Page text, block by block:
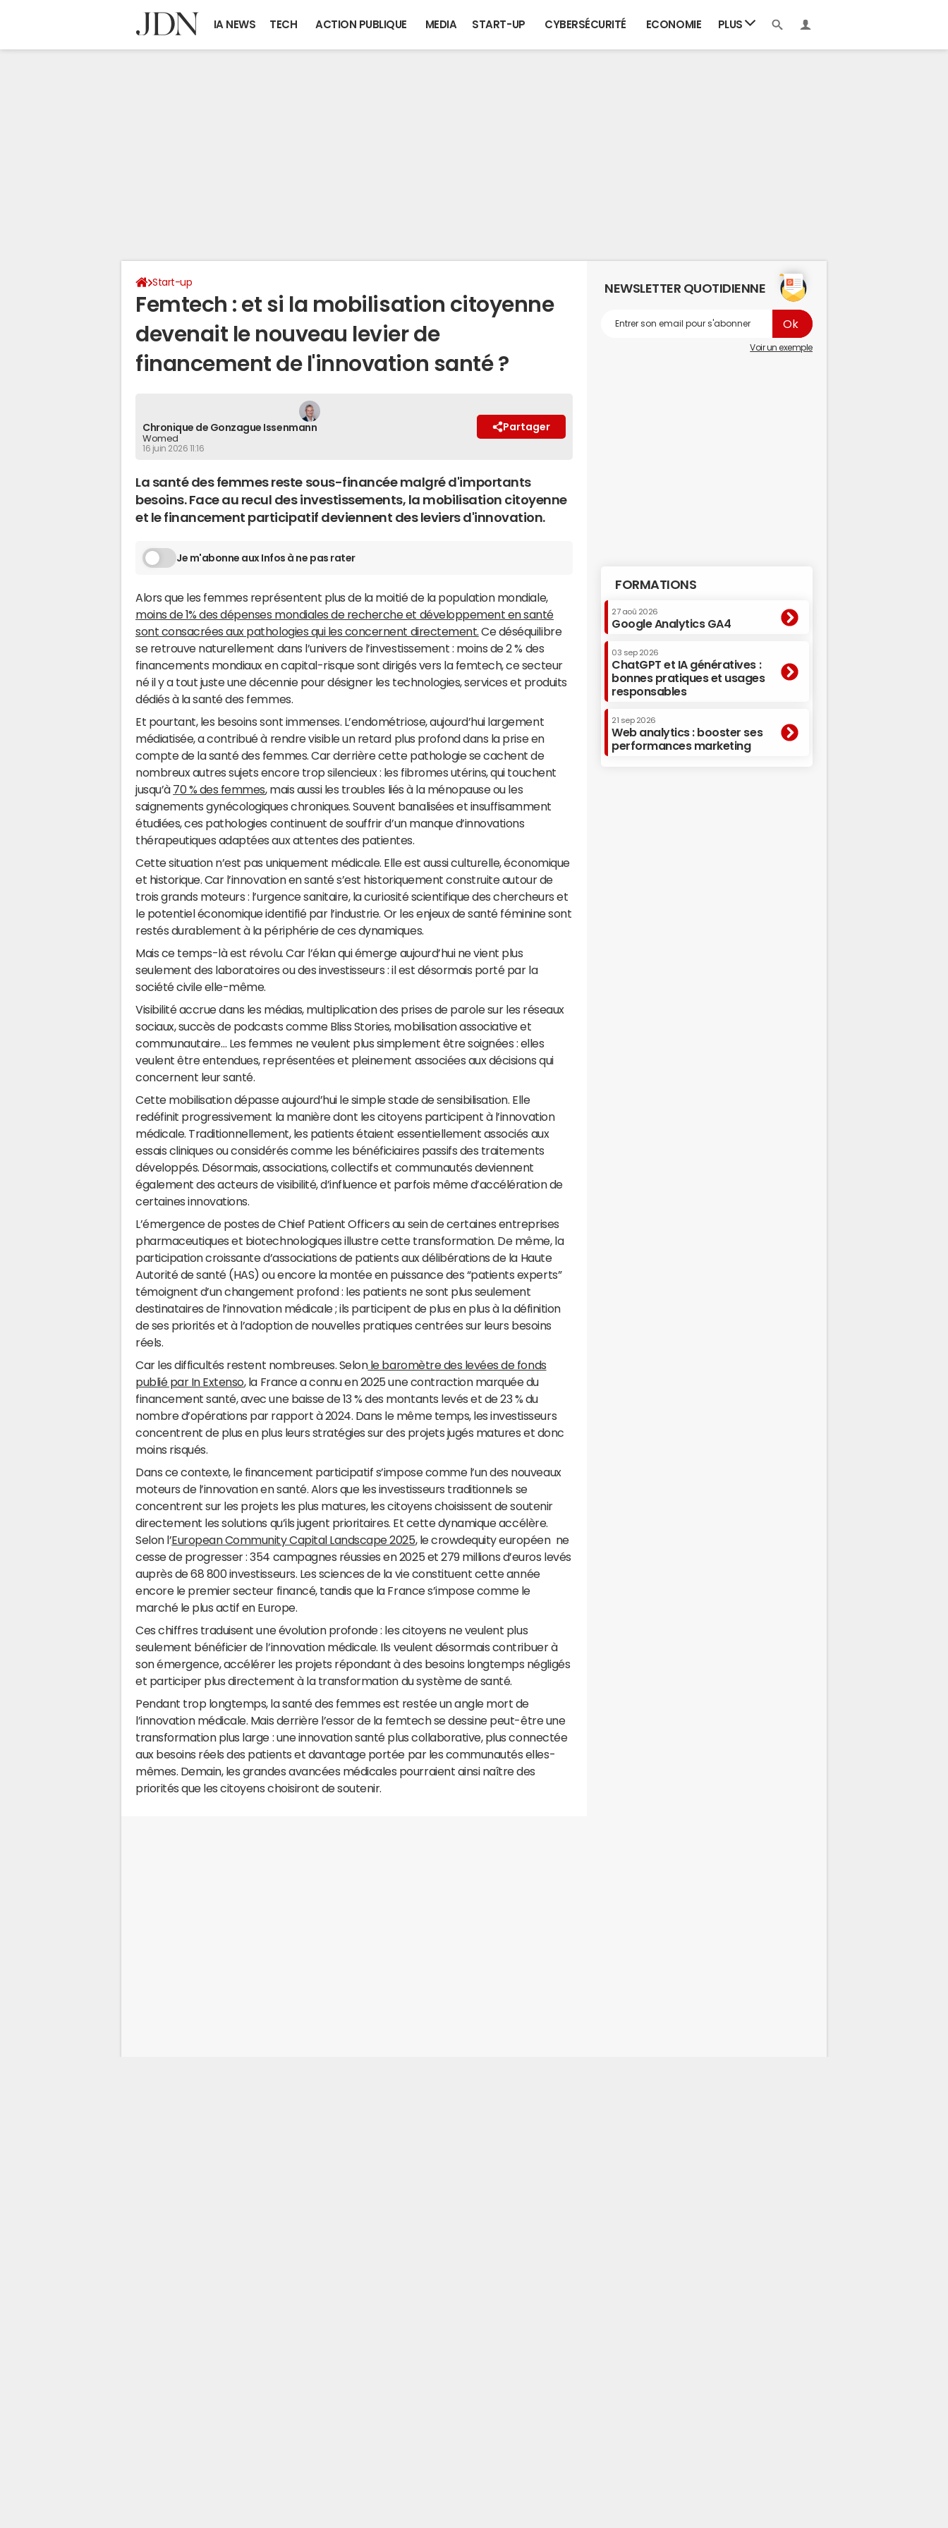
IA NEWS TECH ACTION PUBLIQUE MEDIA START-UP CYBERSÉCURITÉ ECONOMIE PLUS
Start-up
Femtech : et si la mobilisation citoyenne
devenait le nouveau levier de
financement de l'innovation santé ?
Chronique de Gonzague Issenmann
Womed
16 juin 2026 11:16
Partager
La santé des femmes reste sous-financée malgré d'importants
besoins. Face au recul des investissements, la mobilisation citoyenne
et le financement participatif deviennent des leviers d'innovation.
Je m'abonne aux Infos à ne pas rater
Alors que les femmes représentent plus de la moitié de la population mondiale,
moins de 1% des dépenses mondiales de recherche et développement en santé
sont consacrées aux pathologies qui les concernent directement. Ce déséquilibre
se retrouve naturellement dans l’univers de l’investissement : moins de 2 % des
financements mondiaux en capital-risque sont dirigés vers la femtech, ce secteur
né il y a tout juste une décennie pour désigner les technologies, services et produits
dédiés à la santé des femmes.
Et pourtant, les besoins sont immenses. L’endométriose, aujourd’hui largement
médiatisée, a contribué à rendre visible un retard plus profond dans la prise en
compte de la santé des femmes. Car derrière cette pathologie se cachent de
nombreux autres sujets encore trop silencieux : les fibromes utérins, qui touchent
jusqu’à 70 % des femmes, mais aussi les troubles liés à la ménopause ou les
saignements gynécologiques chroniques. Souvent banalisées et insuffisamment
étudiées, ces pathologies continuent de souffrir d’un manque d’innovations
thérapeutiques adaptées aux attentes des patientes.
Cette situation n’est pas uniquement médicale. Elle est aussi culturelle, économique
et historique. Car l’innovation en santé s’est historiquement construite autour de
trois grands moteurs : l’urgence sanitaire, la curiosité scientifique des chercheurs et
le potentiel économique identifié par l’industrie. Or les enjeux de santé féminine sont
restés durablement à la périphérie de ces dynamiques.
Mais ce temps-là est révolu. Car l’élan qui émerge aujourd’hui ne vient plus
seulement des laboratoires ou des investisseurs : il est désormais porté par la
société civile elle-même.
Visibilité accrue dans les médias, multiplication des prises de parole sur les réseaux
sociaux, succès de podcasts comme Bliss Stories, mobilisation associative et
communautaire… Les femmes ne veulent plus simplement être soignées : elles
veulent être entendues, représentées et pleinement associées aux décisions qui
concernent leur santé.
Cette mobilisation dépasse aujourd’hui le simple stade de sensibilisation. Elle
redéfinit progressivement la manière dont les citoyens participent à l’innovation
médicale. Traditionnellement, les patients étaient essentiellement associés aux
essais cliniques ou considérés comme les bénéficiaires passifs des traitements
développés. Désormais, associations, collectifs et communautés deviennent
également des acteurs de visibilité, d’influence et parfois même d’accélération de
certaines innovations.
L’émergence de postes de Chief Patient Officers au sein de certaines entreprises
pharmaceutiques et biotechnologiques illustre cette transformation. De même, la
participation croissante d’associations de patients aux délibérations de la Haute
Autorité de santé (HAS) ou encore la montée en puissance des “patients experts”
témoignent d’un changement profond : les patients ne sont plus seulement
destinataires de l’innovation médicale ; ils participent de plus en plus à la définition
de ses priorités et à l’adoption de nouvelles pratiques centrées sur leurs besoins
réels.
Car les difficultés restent nombreuses. Selonle baromètre des levées de fonds
publié par In Extenso, la France a connu en 2025 une contraction marquée du
financement santé, avec une baisse de 13 % des montants levés et de 23 % du
nombre d’opérations par rapport à 2024. Dans le même temps, les investisseurs
concentrent de plus en plus leurs stratégies sur des projets jugés matures et donc
moins risqués.
Dans ce contexte, le financement participatif s’impose comme l’un des nouveaux
moteurs de l’innovation en santé. Alors que les investisseurs traditionnels se
concentrent sur les projets les plus matures, les citoyens choisissent de soutenir
directement les solutions qu’ils jugent prioritaires. Et cette dynamique accélère.
Selon l’European Community Capital Landscape 2025, le crowdequity européen ne
cesse de progresser : 354 campagnes réussies en 2025 et 279 millions d’euros levés
auprès de 68 800 investisseurs. Les sciences de la vie constituent cette année
encore le premier secteur financé, tandis que la France s’impose comme le
marché le plus actif en Europe.
Ces chiffres traduisent une évolution profonde : les citoyens ne veulent plus
seulement bénéficier de l’innovation médicale. Ils veulent désormais contribuer à
son émergence, accélérer les projets répondant à des besoins longtemps négligés
et participer plus directement à la transformation du système de santé.
Pendant trop longtemps, la santé des femmes est restée un angle mort de
l’innovation médicale. Mais derrière l’essor de la femtech se dessine peut-être une
transformation plus large : une innovation santé plus collaborative, plus connectée
aux besoins réels des patients et davantage portée par les communautés elles-
mêmes. Demain, les grandes avancées médicales pourraient ainsi naître des
priorités que les citoyens choisiront de soutenir.
NEWSLETTER QUOTIDIENNE
Voir un exemple
FORMATIONS
27 aoû 2026
Google Analytics GA4
03 sep 2026
ChatGPT et IA génératives :
bonnes pratiques et usages
responsables
21 sep 2026
Web analytics : booster ses
performances marketing